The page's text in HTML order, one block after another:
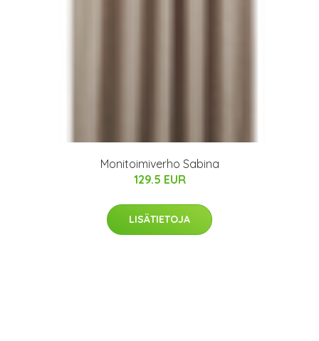
Monitoimiverho Sabina
129.5 EUR
LISÄTIETOJA